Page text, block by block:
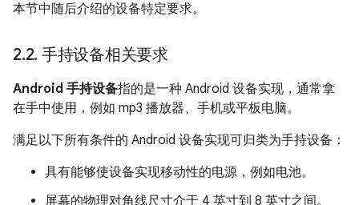
本节中随后介绍的设备特定要求。
2.2. 手持设备相关要求
Android 手持设备指的是一种 Android 设备实现，通常拿
在手中使用，例如 mp3 播放器、手机或平板电脑。
满足以下所有条件的 Android 设备实现可归类为手持设备：
具有能够使设备实现移动性的电源，例如电池。
屏幕的物理对角线尺寸介于 4 英寸到 8 英寸之间。